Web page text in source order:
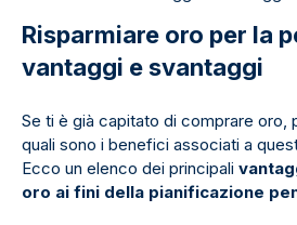
Risparmiare oro per la
vantaggi e svantaggi
Se ti è già capitato di comprare oro,
quali sono i benefici associati a
Ecco un elenco dei principali
oro ai fini della pianificazione